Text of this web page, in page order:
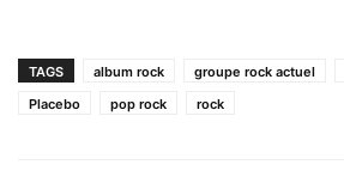
TAGS album rock groupe rock actuel
Placebo
pop rock rock